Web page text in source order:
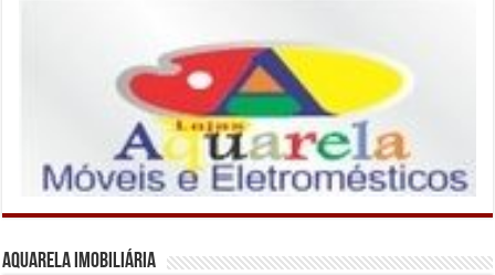
Aquarela Imobiliária